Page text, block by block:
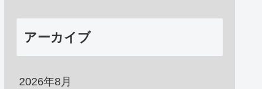
アーカイブ
2026年8月